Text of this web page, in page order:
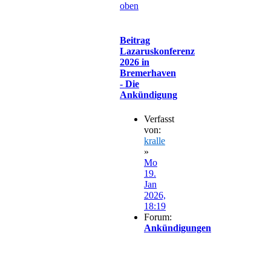
oben
Beitrag
Lazaruskonferenz
2026 in
Bremerhaven
- Die
Ankündigung
Verfasst
von:
kralle
»
Mo
19.
Jan
2026,
18:19
Forum:
Ankündigungen